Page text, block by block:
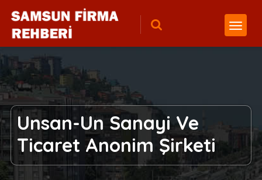
Unsan-Un Sanayi Ve
Ticaret Anonim Şirketi